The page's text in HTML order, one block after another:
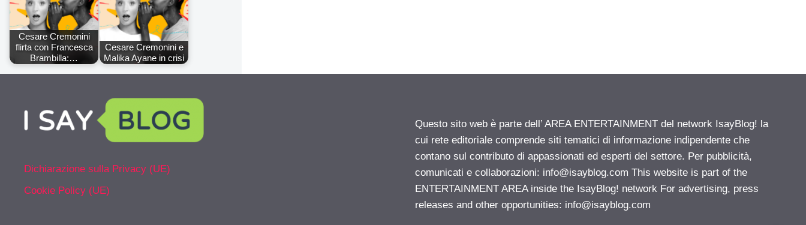
Cesare Cremonini
flirta con Francesca
Brambilla:…
Cesare Cremonini e
Malika Ayane in crisi
Dichiarazione sulla Privacy (UE)
Cookie Policy (UE)
Questo sito web è parte dell’ AREA ENTERTAINMENT del network IsayBlog! la
cui rete editoriale comprende siti tematici di informazione indipendente che
contano sul contributo di appassionati ed esperti del settore. Per pubblicità,
comunicati e collaborazioni: info@isayblog.com This website is part of the
ENTERTAINMENT AREA inside the IsayBlog! network For advertising, press
releases and other opportunities: info@isayblog.com